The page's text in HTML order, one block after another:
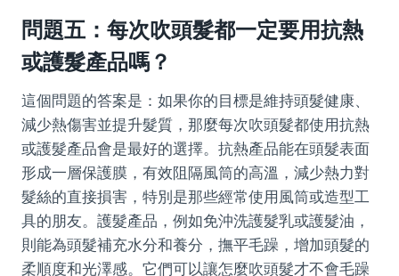
問題五：每次吹頭髮都一定要用抗熱
或護髮產品嗎？
這個問題的答案是：如果你的目標是維持頭髮健康、
減少熱傷害並提升髮質，那麼每次吹頭髮都使用抗熱
或護髮產品會是最好的選擇。抗熱產品能在頭髮表面
形成一層保護膜，有效阻隔風筒的高溫，減少熱力對
髮絲的直接損害，特別是那些經常使用風筒或造型工
具的朋友。護髮產品，例如免沖洗護髮乳或護髮油，
則能為頭髮補充水分和養分，撫平毛躁，增加頭髮的
柔順度和光澤感。它們可以讓怎麼吹頭髮才不會毛躁